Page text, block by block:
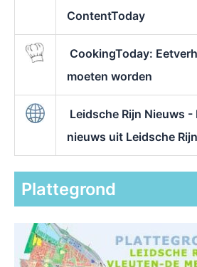
ContentToday
CookingToday:
moeten worden
Leidsche Rijn Nieuws -
nieuws uit Leidsche Rijn
Plattegrond